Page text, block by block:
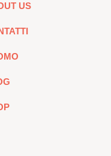
US